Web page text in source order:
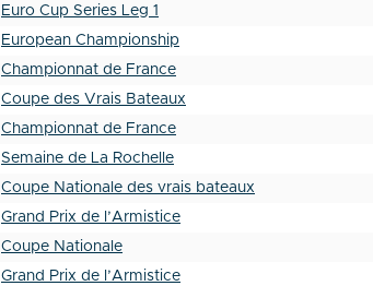
Euro Cup Series Leg 1
European Championship
Championnat de France
Coupe des Vrais Bateaux
Championnat de France
Semaine de La Rochelle
Coupe Nationale des vrais bateaux
Grand Prix de l’Armistice
Coupe Nationale
Grand Prix de l’Armistice